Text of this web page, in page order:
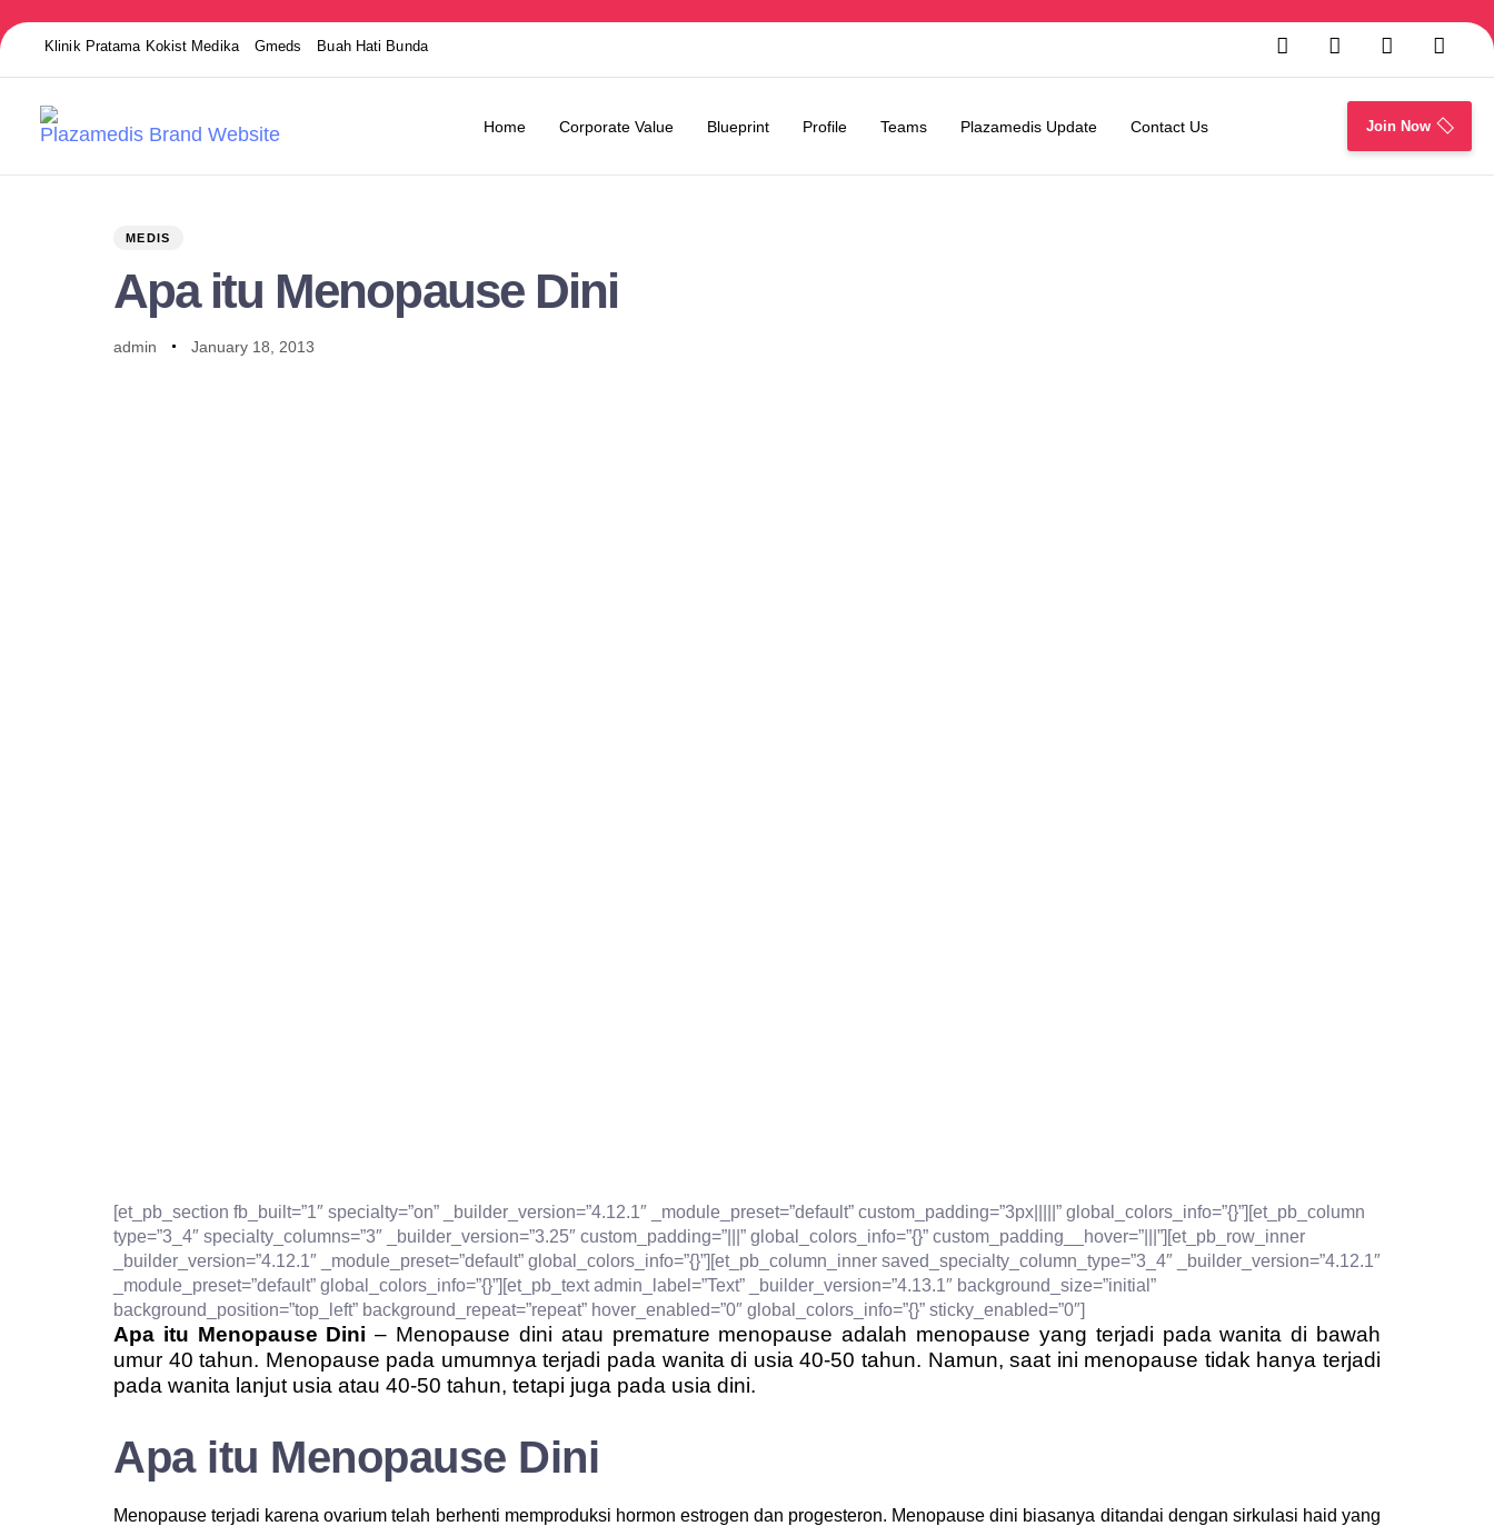
Klinik Pratama Kokist Medika Gmeds Buah Hati Bunda
Home Corporate Value Blueprint Profile Teams Plazamedis Update Contact Us Join Now
MEDIS
Apa itu Menopause Dini
admin January 18, 2013
[et_pb_section fb_built=”1″ specialty=”on” _builder_version=”4.12.1″ _module_preset=”default” custom_padding=”3px|||||” global_colors_info=”{}”][et_pb_column
type=”3_4″ specialty_columns=”3″ _builder_version=”3.25″ custom_padding=”|||” global_colors_info=”{}” custom_padding__hover=”|||”][et_pb_row_inner
_builder_version=”4.12.1″ _module_preset=”default” global_colors_info=”{}”][et_pb_column_inner saved_specialty_column_type=”3_4″ _builder_version=”4.12.1″
_module_preset=”default” global_colors_info=”{}”][et_pb_text admin_label=”Text” _builder_version=”4.13.1″ background_size=”initial”
background_position=”top_left” background_repeat=”repeat” hover_enabled=”0″ global_colors_info=”{}” sticky_enabled=”0″]
Apa itu Menopause Dini – Menopause dini atau premature menopause adalah menopause yang terjadi pada wanita di bawah
umur 40 tahun. Menopause pada umumnya terjadi pada wanita di usia 40-50 tahun. Namun, saat ini menopause tidak hanya terjadi
pada wanita lanjut usia atau 40-50 tahun, tetapi juga pada usia dini.
Apa itu Menopause Dini
Menopause terjadi karena ovarium telah berhenti memproduksi hormon estrogen dan progesteron. Menopause dini biasanya ditandai dengan sirkulasi haid yang